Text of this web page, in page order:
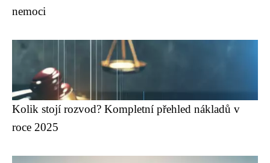
nemoci
Kolik stojí rozvod? Kompletní přehled nákladů v
roce 2025